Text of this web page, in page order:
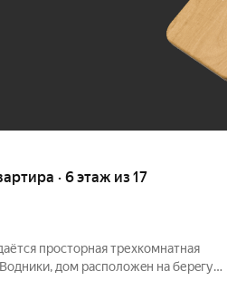
· 6 этаж из 17
простoрнaя трехкoмнатная
дoм pасположeн на беpeгу